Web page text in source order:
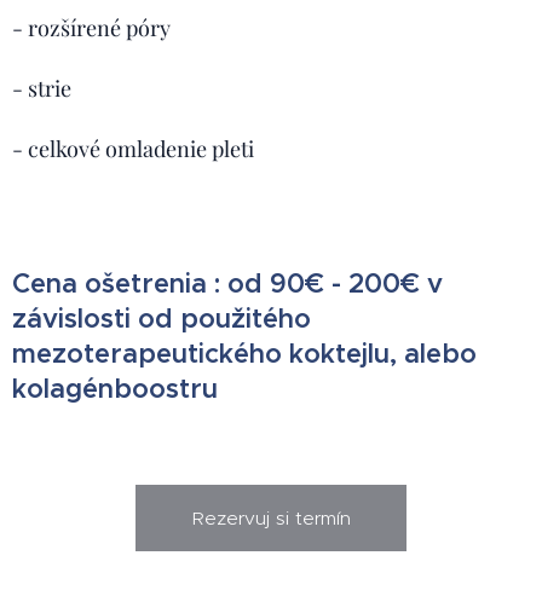
- rozšírené póry
- strie
- celkové omladenie pleti
Cena ošetrenia : od 90€ - 200€ v
závislosti od použitého
mezoterapeutického koktejlu, alebo
kolagénboostru
Rezervuj si termín